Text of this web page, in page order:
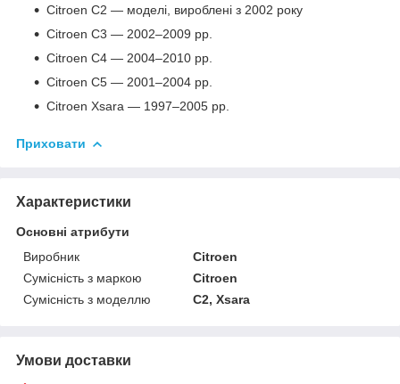
Citroen C2 — моделі, вироблені з 2002 року
Citroen C3 — 2002–2009 рр.
Citroen C4 — 2004–2010 рр.
Citroen C5 — 2001–2004 рр.
Citroen Xsara — 1997–2005 рр.
Приховати
Характеристики
Основні атрибути
Виробник
Citroen
Сумісність з маркою
Citroen
Сумісність з моделлю
C2, Xsara
Умови доставки